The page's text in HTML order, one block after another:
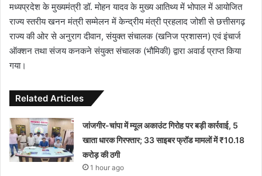
मध्यप्रदेश के मुख्यमंत्री डॉ. मोहन यादव के मुख्य आतिथ्य में भोपाल में आयोजित
राज्य स्तरीय खनन मंत्री सम्मेलन में केन्द्रीय मंत्री प्रहलाद जोशी से छत्तीसगढ़
राज्य की ओर से अनुराग दीवान, संयुक्त संचालक (खनिज प्रशासन) एवं इंचार्ज
ऑक्शन तथा संजय कनकने संयुक्त संचालक (भौमिकी) द्वारा अवार्ड प्राप्त किया
गया।
Related Articles
जांजगीर-चांपा में म्यूल अकाउंट गिरोह पर बड़ी कार्रवाई, 5
खाता धारक गिरफ्तार; 33 साइबर फ्रॉड मामलों में ₹10.18
करोड़ की ठगी
1 hour ago